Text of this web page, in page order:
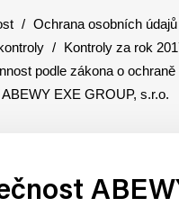
Ochrana osobních údajů
Kontroly za rok
podle zákona o
EXE GROUP, s.r.o.